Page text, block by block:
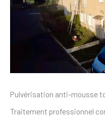
Pulvérisation anti-mousse
Traitement professionnel